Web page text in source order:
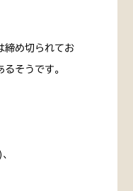
締め切られてお
そうです。